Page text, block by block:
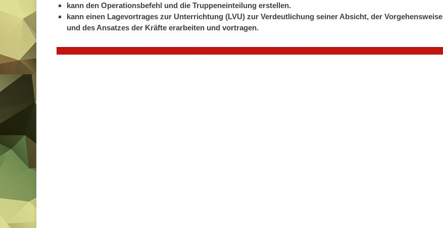
kann den Operationsbefehl und die Truppeneinteilung erstellen.
kann einen Lagevortrages zur Unterrichtung (LVU) zur Verdeutlichung seiner Absicht, der Vorgehensweise
und des Ansatzes der Kräfte erarbeiten und vortragen.